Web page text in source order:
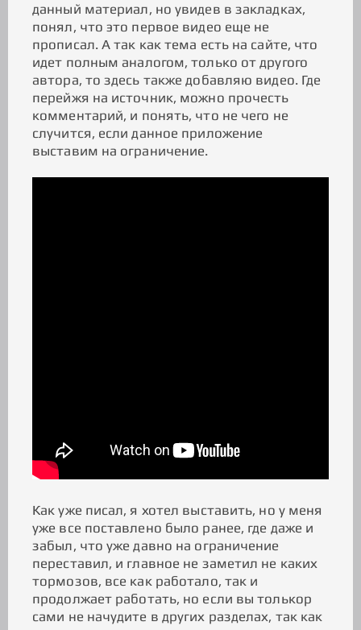
данный материал, но увидев в закладках,
понял, что это первое видео еще не
прописал. А так как тема есть на сайте, что
идет полным аналогом, только от другого
автора, то здесь также добавляю видео. Где
перейжя на источник, можно прочесть
комментарий, и понять, что не чего не
случится, если данное приложение
выставим на ограничение.
Как уже писал, я хотел выставить, но у меня
уже все поставлено было ранее, где даже и
забыл, что уже давно на ограничение
переставил, и главное не заметил не каких
тормозов, все как работало, так и
продолжает работать, но если вы толькор
сами не начудите в других разделах, так как